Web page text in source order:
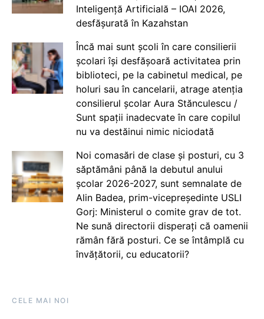
Inteligență Artificială – IOAI 2026,
desfășurată în Kazahstan
Încă mai sunt școli în care consilierii
școlari își desfășoară activitatea prin
biblioteci, pe la cabinetul medical, pe
holuri sau în cancelarii, atrage atenția
consilierul școlar Aura Stănculescu /
Sunt spații inadecvate în care copilul
nu va destăinui nimic niciodată
Noi comasări de clase și posturi, cu 3
săptămâni până la debutul anului
școlar 2026-2027, sunt semnalate de
Alin Badea, prim-vicepreședinte USLI
Gorj: Ministerul o comite grav de tot.
Ne sună directorii disperați că oamenii
rămân fără posturi. Ce se întâmplă cu
învățătorii, cu educatorii?
CELE MAI NOI